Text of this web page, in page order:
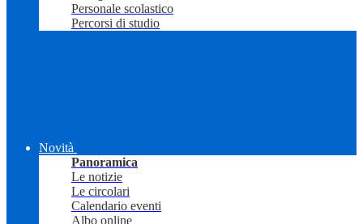
Personale scolastico
Percorsi di studio
Novità
Panoramica
Le notizie
Le circolari
Calendario eventi
Albo online